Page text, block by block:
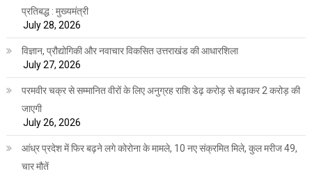
प्रतिबद्ध : मुख्यमंत्री
July 28, 2026
विज्ञान, प्रौद्योगिकी और नवाचार विकसित उत्तराखंड की आधारशिला
July 27, 2026
परमवीर चक्र से सम्मानित वीरों के लिए अनुग्रह राशि डेढ़ करोड़ से बढ़ाकर 2 करोड़ की
जाएगी
July 26, 2026
आंध्र प्रदेश में फिर बढ़ने लगे कोरोना के मामले, 10 नए संक्रमित मिले, कुल मरीज 49,
चार मौतें